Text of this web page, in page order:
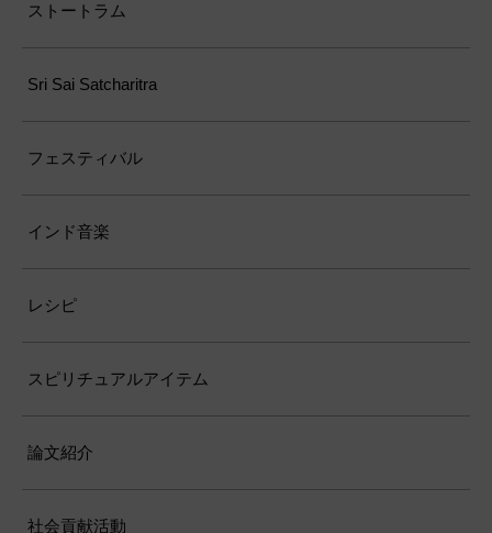
ストートラム
Sri Sai Satcharitra
フェスティバル
インド音楽
レシピ
スピリチュアルアイテム
論文紹介
社会貢献活動